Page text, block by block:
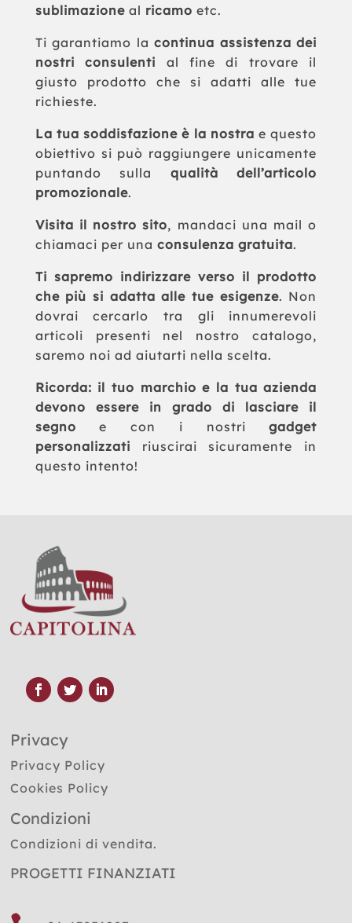
sublimazioneal ricamo etc.
Ti garantiamo lacontinua assistenza dei
nostri consulenti al fine di trovare il
giusto prodotto che si adatti alle tue
richieste.
La tua soddisfazione è la nostra e questo
obiettivo si può raggiungere unicamente
puntando sulla qualità dell’articolo
promozionale.
Visita il nostro sito, mandaci una mail o
chiamaci per una consulenza gratuita.
Ti sapremo indirizzare verso il prodotto
che più si adatta alle tue esigenze. Non
dovrai cercarlo tra gli innumerevoli
articoli presenti nel nostro catalogo,
saremo noi ad aiutarti nella scelta.
Ricorda: il tuo marchio e la tua azienda
devono essere in grado di lasciare il
segno e con i nostrigadget
personalizzati riuscirai sicuramente in
questo intento!
Privacy
Privacy Policy
Cookies Policy
Condizioni
Condizioni di vendita.
PROGETTI FINANZIATI